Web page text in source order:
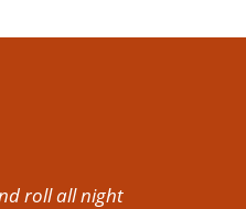
roll all night